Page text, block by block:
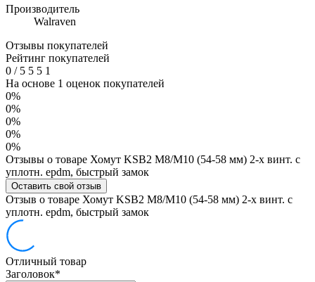
Производитель
Walraven
Отзывы покупателей
Рейтинг покупателей
0 /5 5 5 1
На основе 1 оценок покупателей
0%
0%
0%
0%
0%
Отзывы о товаре Хомут KSB2 М8/М10 (54-58 мм) 2-х винт. с
уплотн. epdm, быстрый замок
Оставить свой отзыв
Отзыв о товаре Хомут KSB2 М8/М10 (54-58 мм) 2-х винт. с
уплотн. epdm, быстрый замок
Отличный товар
Заголовок*